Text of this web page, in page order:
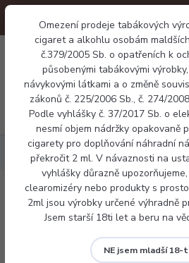
Omezení prodeje tabákových
cigaret a alkohlu osobám
č.379/2005 Sb. o opatřeních k
působenými tabákovými
návykovými látkami a o změně
zákonů č. 225/2006 Sb., č. 274/
Podle vyhlášky č. 37/2017 Sb. o
nesmí objem nádržky opakovaně
cigarety pro doplňování náhradní
překročit 2 ml. V návaznosti na
vyhlášky důrazně
clearomizéry nebo produkty s
2ml jsou výrobky určené výhradně
Jsem starší 18ti let a beru na
NE jsem mladší
Náplně Voopoo SLiq Cherry Cola
Voopoo SLiq Cherry